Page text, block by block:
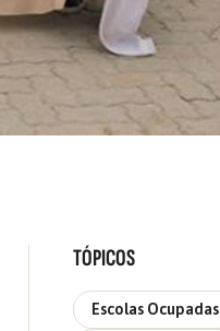
TÓPICOS
Escolas Ocupadas